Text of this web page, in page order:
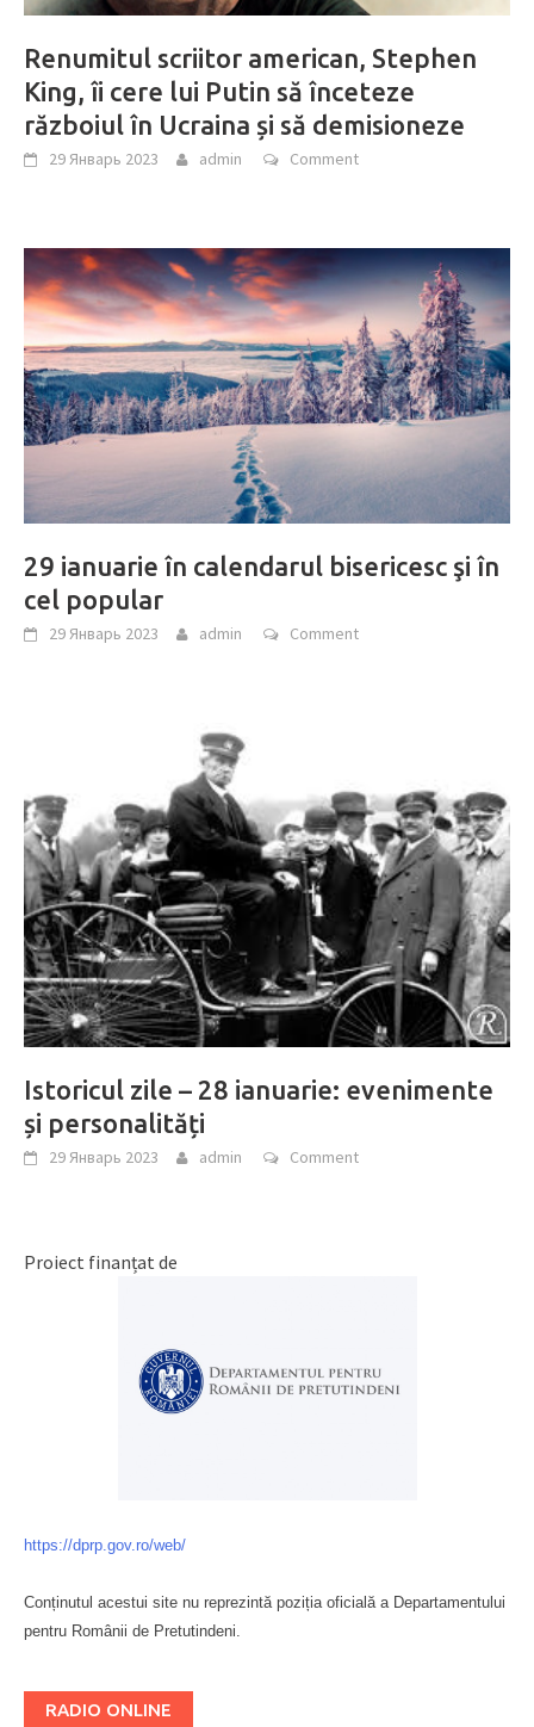
Renumitul scriitor american, Stephen
King, îi cere lui Putin să înceteze
războiul în Ucraina și să demisioneze
29 Январь 2023 admin Comment
29 ianuarie în calendarul bisericesc şi în
cel popular
29 Январь 2023 admin Comment
Istoricul zile – 28 ianuarie: evenimente
și personalități
29 Январь 2023 admin Comment
Proiect finanțat de
https://dprp.gov.ro/web/
Conținutul acestui site nu reprezintă poziția oficială a Departamentului
pentru Românii de Pretutindeni.
RADIO ONLINE